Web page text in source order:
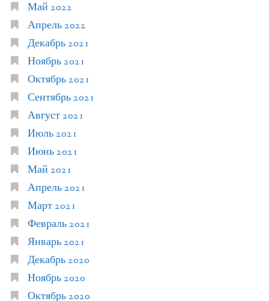
Май 2022
Апрель 2022
Декабрь 2021
Ноябрь 2021
Октябрь 2021
Сентябрь 2021
Август 2021
Июль 2021
Июнь 2021
Май 2021
Апрель 2021
Март 2021
Февраль 2021
Январь 2021
Декабрь 2020
Ноябрь 2020
Октябрь 2020